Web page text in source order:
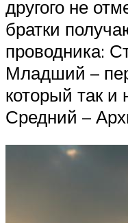
другого не
братки
проводника:
Младший –
который так и
Средний –